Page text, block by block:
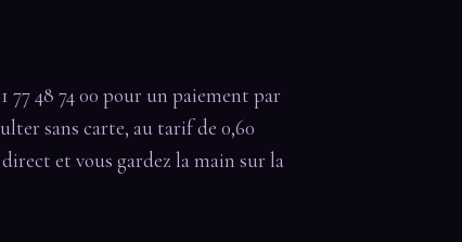
77 48 74 00 pour un paiement par
sans carte, au tarif de 0,60
et vous gardez la main sur la